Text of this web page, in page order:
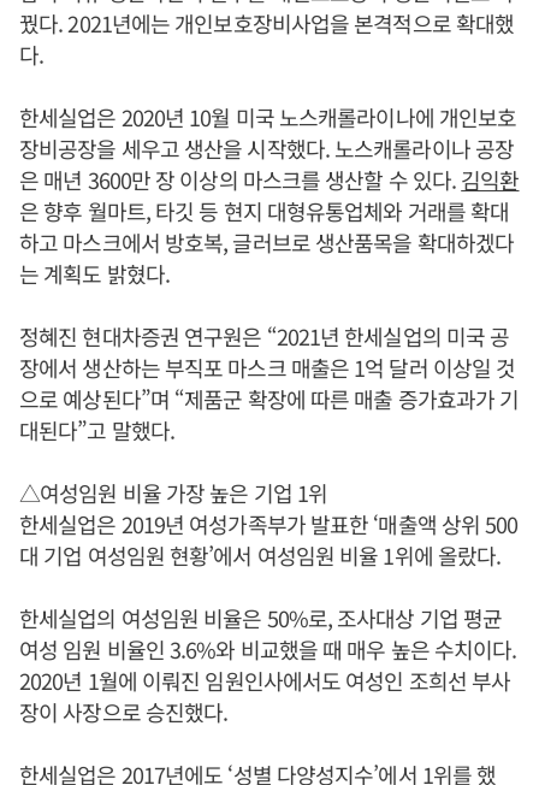
꿨다. 2021년에는 개인보호장비사업을 본격적으로 확대했
다.
한세실업은 2020년 10월 미국 노스캐롤라이나에 개인보호
장비공장을 세우고 생산을 시작했다. 노스캐롤라이나 공장
은 매년 3600만 장 이상의 마스크를 생산할 수 있다.김익환
은 향후 월마트, 타깃 등 현지 대형유통업체와 거래를 확대
하고 마스크에서 방호복, 글러브로 생산품목을 확대하겠다
는 계획도 밝혔다.
정혜진 현대차증권 연구원은 “2021년 한세실업의 미국 공
장에서 생산하는 부직포 마스크 매출은 1억 달러 이상일 것
으로 예상된다”며 “제품군 확장에 따른 매출 증가효과가 기
대된다”고 말했다.
△여성임원 비율 가장 높은 기업 1위
한세실업은 2019년 여성가족부가 발표한 ‘매출액 상위 500
대 기업 여성임원 현황’에서 여성임원 비율 1위에 올랐다.
한세실업의 여성임원 비율은 50%로, 조사대상 기업 평균
여성 임원 비율인 3.6%와 비교했을 때 매우 높은 수치이다.
2020년 1월에 이뤄진 임원인사에서도 여성인 조희선 부사
장이 사장으로 승진했다.
한세실업은 2017년에도 ‘성별 다양성지수’에서 1위를 했